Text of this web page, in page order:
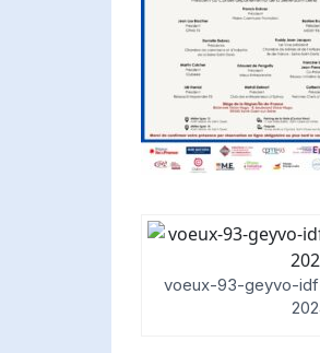
voeux-93-geyvo-